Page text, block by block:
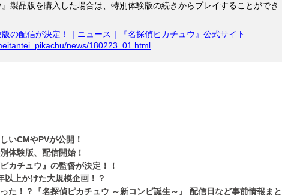
製品版を購入した場合は、特別体験版の続きからプレイすることができ
版の配信が決定！｜ニュース｜『名探偵ピカチュウ』公式サイト
news/180223_01.html
いCMやPVが公開！
体験版、配信開始！
カチュウ』の監督が決定！！
以上かけた大規模企画！？
た！？『名探偵ピカチュウ ～新コンビ誕生～』 配信日など事前情報まと